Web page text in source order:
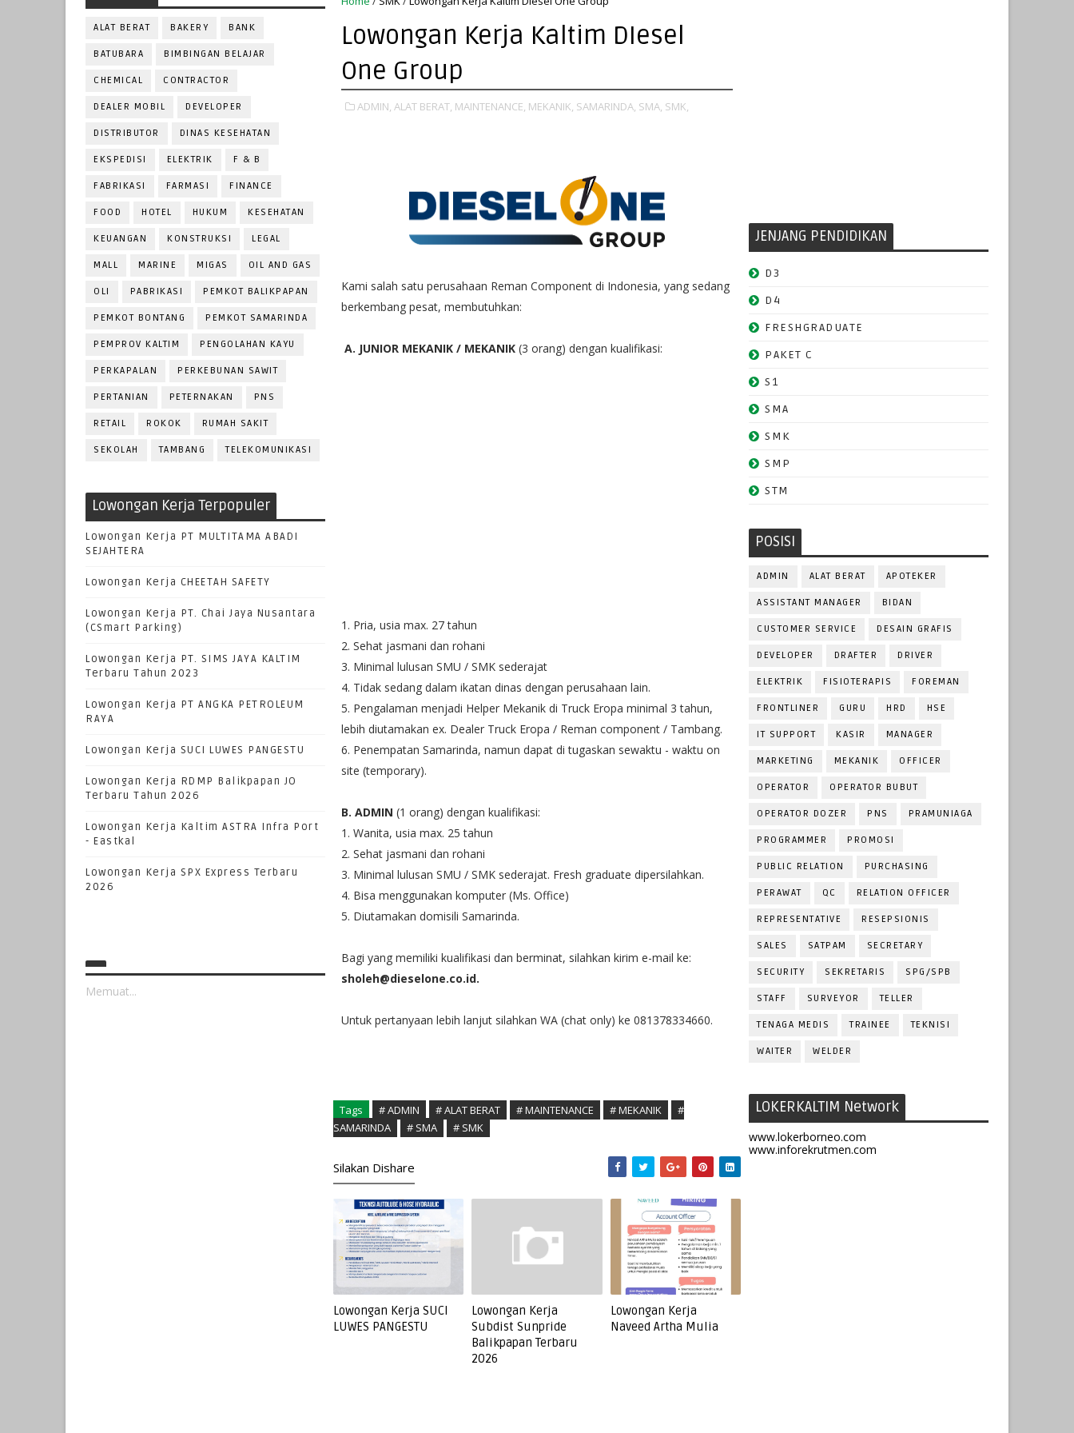
ALAT BERAT BAKERY BANK
BATUBARA BIMBINGAN BELAJAR
CHEMICAL CONTRACTOR
DEALER MOBIL DEVELOPER
DISTRIBUTOR DINAS KESEHATAN
EKSPEDISI ELEKTRIK F & B
FABRIKASI FARMASI FINANCE
FOOD HOTEL HUKUM KESEHATAN
KEUANGAN KONSTRUKSI LEGAL
MALL MARINE MIGAS OIL AND GAS
OLI PABRIKASI PEMKOT BALIKPAPAN
PEMKOT BONTANG PEMKOT SAMARINDA
PEMPROV KALTIM PENGOLAHAN KAYU
PERKAPALAN PERKEBUNAN SAWIT
PERTANIAN PETERNAKAN PNS
RETAIL ROKOK RUMAH SAKIT
SEKOLAH TAMBANG TELEKOMUNIKASI
Lowongan Kerja Terpopuler
Lowongan Kerja PT MULTITAMA ABADI
SEJAHTERA
Lowongan Kerja CHEETAH SAFETY
Lowongan Kerja PT. Chai Jaya Nusantara
(CSmart Parking)
Lowongan Kerja PT. SIMS JAYA KALTIM
Terbaru Tahun 2023
Lowongan Kerja PT ANGKA PETROLEUM
RAYA
Lowongan Kerja SUCI LUWES PANGESTU
Lowongan Kerja RDMP Balikpapan JO
Terbaru Tahun 2026
Lowongan Kerja Kaltim ASTRA Infra Port
- Eastkal
Lowongan Kerja SPX Express Terbaru
2026
Memuat...
Lowongan Kerja Kaltim DIesel
One Group
ADMIN, ALAT BERAT, MAINTENANCE, MEKANIK, SAMARINDA, SMA, SMK,
Kami salah satu perusahaan Reman Component di Indonesia, yang sedang
berkembang pesat, membutuhkan:
A. JUNIOR MEKANIK / MEKANIK (3 orang) dengan kualifikasi:
1. Pria, usia max. 27 tahun
2. Sehat jasmani dan rohani
3. Minimal lulusan SMU / SMK sederajat
4. Tidak sedang dalam ikatan dinas dengan perusahaan lain.
5. Pengalaman menjadi Helper Mekanik di Truck Eropa minimal 3 tahun,
lebih diutamakan ex. Dealer Truck Eropa / Reman component / Tambang.
6. Penempatan Samarinda, namun dapat di tugaskan sewaktu - waktu on
site (temporary).
B. ADMIN (1 orang) dengan kualifikasi:
1. Wanita, usia max. 25 tahun
2. Sehat jasmani dan rohani
3. Minimal lulusan SMU / SMK sederajat. Fresh graduate dipersilahkan.
4. Bisa menggunakan komputer (Ms. Office)
5. Diutamakan domisili Samarinda.
Bagi yang memiliki kualifikasi dan berminat, silahkan kirim e-mail ke:
sholeh@dieselone.co.id.
Untuk pertanyaan lebih lanjut silahkan WA (chat only) ke 081378334660.
Tags # ADMIN # ALAT BERAT # MAINTENANCE # MEKANIK
#
SAMARINDA
# SMA # SMK
Silakan Dishare
Lowongan Kerja SUCI
LUWES PANGESTU
Lowongan Kerja
Subdist Sunpride
Balikpapan Terbaru
2026
Lowongan Kerja
Naveed Artha Mulia
JENJANG PENDIDIKAN
D3
D4
FRESHGRADUATE
PAKET C
S1
SMA
SMK
SMP
STM
POSISI
ADMIN ALAT BERAT APOTEKER
ASSISTANT MANAGER BIDAN
CUSTOMER SERVICE DESAIN GRAFIS
DEVELOPER DRAFTER DRIVER
ELEKTRIK FISIOTERAPIS FOREMAN
FRONTLINER GURU HRD HSE
IT SUPPORT KASIR MANAGER
MARKETING MEKANIK OFFICER
OPERATOR OPERATOR BUBUT
OPERATOR DOZER PNS PRAMUNIAGA
PROGRAMMER PROMOSI
PUBLIC RELATION PURCHASING
PERAWAT QC RELATION OFFICER
REPRESENTATIVE RESEPSIONIS
SALES SATPAM SECRETARY
SECURITY SEKRETARIS SPG/SPB
STAFF SURVEYOR TELLER
TENAGA MEDIS TRAINEE TEKNISI
WAITER WELDER
LOKERKALTIM Network
www.lokerborneo.com
www.inforekrutmen.com